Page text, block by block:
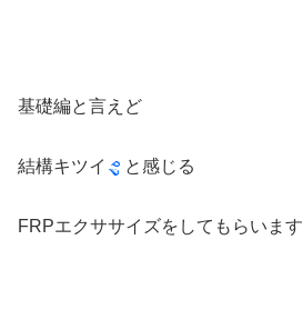
基礎編と言えど
結構キツイ と感じる
FRPエクササイズをしてもらいます